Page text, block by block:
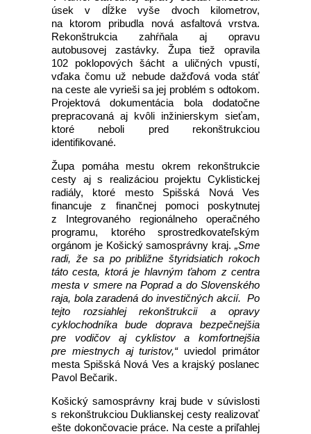
úsek v dĺžke vyše dvoch kilometrov,
na ktorom pribudla nová asfaltová vrstva.
Rekonštrukcia zahŕňala aj opravu
autobusovej zastávky. Župa tiež opravila
102 poklopových šácht a uličných vpustí,
vďaka čomu už nebude dažďová voda stáť
na ceste ale vyrieši sa jej problém s odtokom.
Projektová dokumentácia bola dodatočne
prepracovaná aj kvôli inžinierskym sieťam,
ktoré neboli pred rekonštrukciou
identifikované.
Župa pomáha mestu okrem rekonštrukcie
cesty aj s realizáciou projektu Cyklistickej
radiály, ktoré mesto Spišská Nová Ves
financuje z finančnej pomoci poskytnutej
z Integrovaného regionálneho operačného
programu, ktorého sprostredkovateľským
orgánom je Košický samosprávny kraj. „Sme
radi, že sa po približne štyridsiatich rokoch
táto cesta, ktorá je hlavným ťahom z centra
mesta v smere na Poprad a do Slovenského
raja, bola zaradená do investičných akcií. Po
tejto rozsiahlej rekonštrukcii a opravy
cyklochodníka bude doprava bezpečnejšia
pre vodičov aj cyklistov a komfortnejšia
pre miestnych aj turistov,“ uviedol primátor
mesta Spišská Nová Ves a krajský poslanec
Pavol Bečarik.
Košický samosprávny kraj bude v súvislosti
s rekonštrukciou Duklianskej cesty realizovať
ešte dokončovacie práce. Na ceste a priľahlej